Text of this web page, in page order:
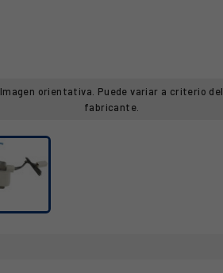
Imagen orientativa. Puede variar a criterio del
fabricante.